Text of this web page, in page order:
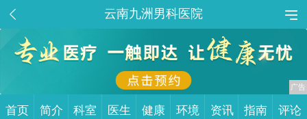
云南九洲男科医院
首页 简介 科室 医生 健康 环境 资讯 指南 评论